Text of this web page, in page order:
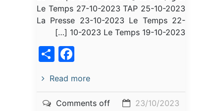
Le Temps 27-10-2023 TAP 25-10-2023
La Presse 23-10-2023 Le Temps 22-
10-2023 Le Temps 19-10-2023 […]
Read more
23/10/2023
Comments off